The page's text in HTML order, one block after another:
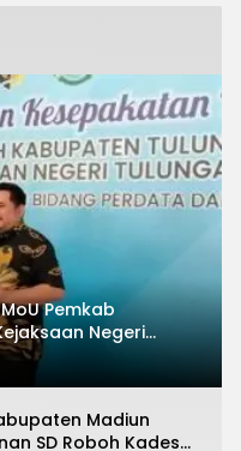
Pemkab
Negeri
Madiun
SD Roboh Kades